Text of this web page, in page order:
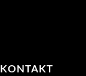
KONTAKT